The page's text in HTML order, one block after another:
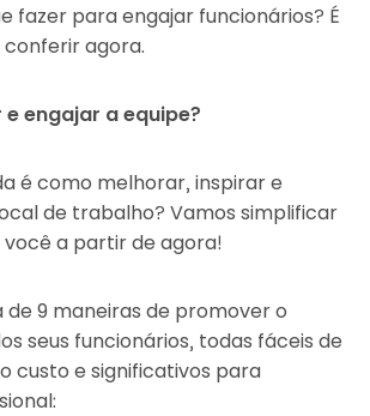
fazer para engajar funcionários? É
conferir agora.
engajar a equipe?
é como melhorar, inspirar e
de trabalho? Vamos simplificar
a partir de agora!
de 9 maneiras de promover o
seus funcionários, todas fáceis de
custo e significativos para